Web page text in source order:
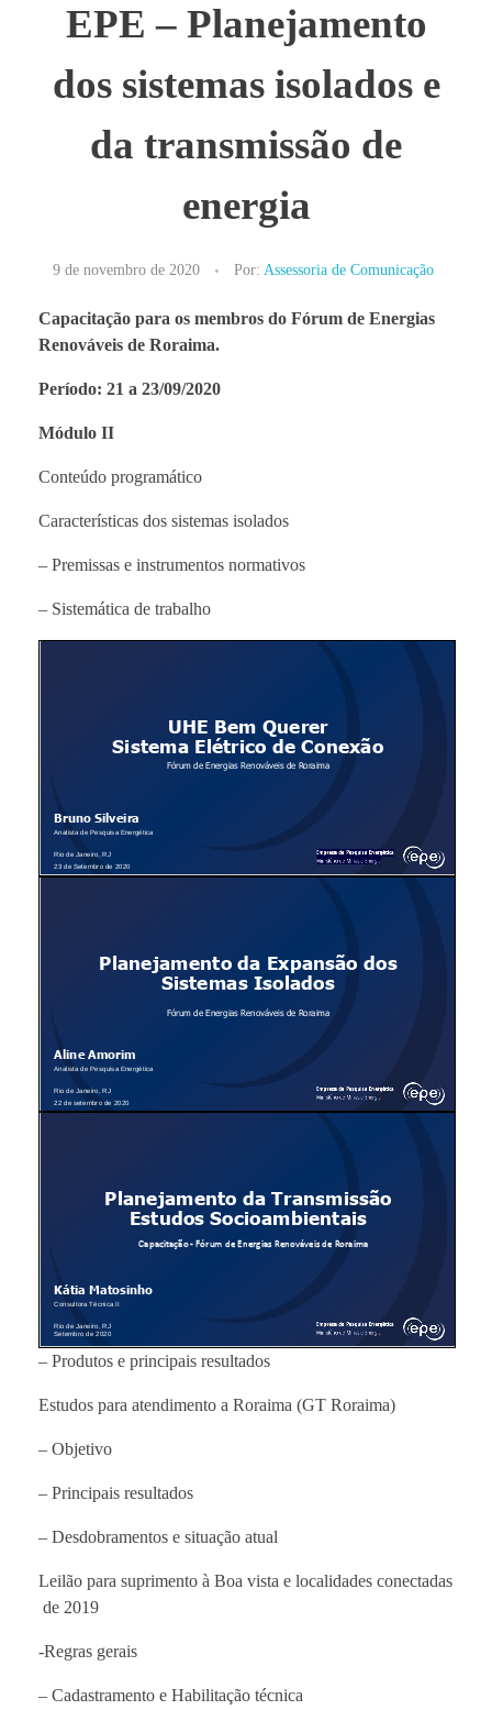
EPE – Planejamento
dos sistemas isolados e
da transmissão de
energia
9 de novembro de 2020 Por: Assessoria de Comunicação
Capacitação para os membros do Fórum de Energias
Renováveis de Roraima.
Período: 21 a 23/09/2020
Módulo II
Conteúdo programático
Características dos sistemas isolados
– Premissas e instrumentos normativos
– Sistemática de trabalho
– Produtos e principais resultados
Estudos para atendimento a Roraima (GT Roraima)
– Objetivo
– Principais resultados
– Desdobramentos e situação atual
Leilão para suprimento à Boa vista e localidades conectadas
de 2019
-Regras gerais
– Cadastramento e Habilitação técnica